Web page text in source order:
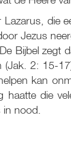
die
Jezus
Bijbel zegt
2: 15-
kan
die
nood.